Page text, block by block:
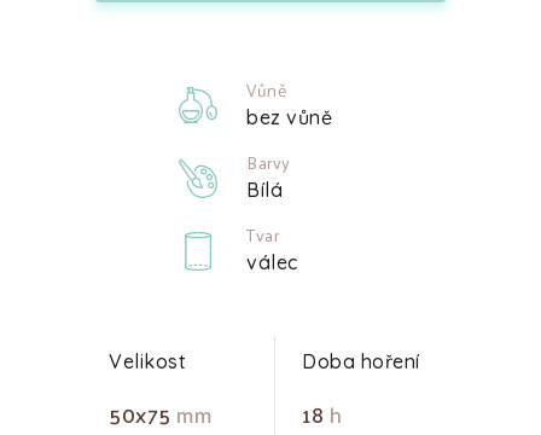
Vůně
bez vůně
Barvy
Bílá
Tvar
válec
Velikost Doba hoření
50x75 mm 18 h